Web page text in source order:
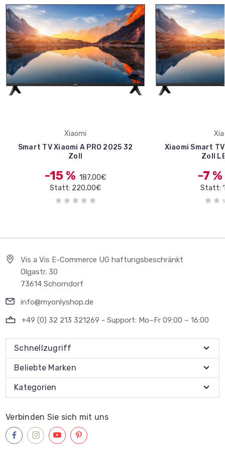
Xiaomi
Smart TV Xiaomi A PRO 2025 32
Zoll
-15 % 187,00€
Statt: 220,00€
Xiaomi Smart
Zoll
-7 %
Statt:
Vis a Vis E-Commerce UG haftungsbeschränkt
Olgastr. 30
73614 Schorndorf
info@myonlyshop.de
+49 (0) 32 213 321269 - Support: Mo–Fr 09:00 – 16:00
Schnellzugriff
Beliebte Marken
Kategorien
Verbinden Sie sich mit uns